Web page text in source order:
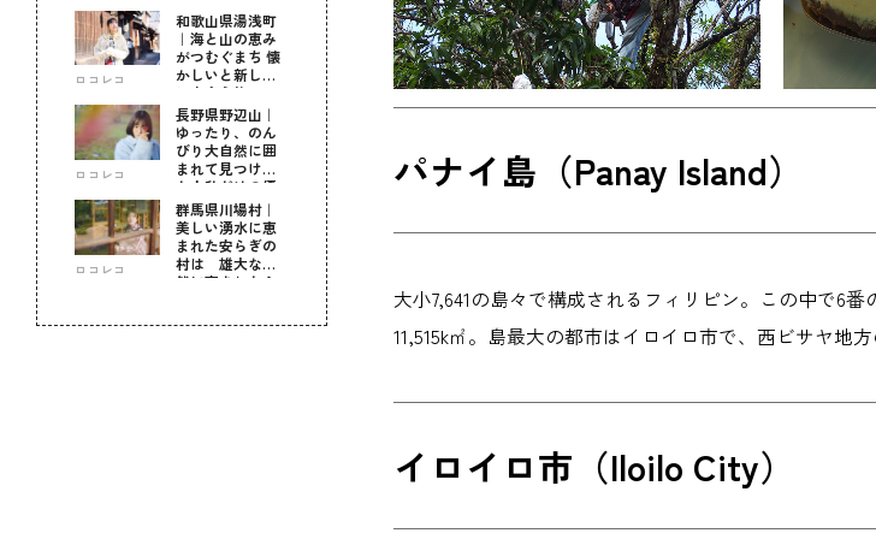
ロコレコ
和歌山県湯浅町
｜海と山の恵み
がつむぐまち 懐
かしいと新しい
に出会う旅
ロコレコ
長野県野辺山｜
ゆったり、のん
びり大自然に囲
まれて見つけ
た！私だけの優
しい自分時間
ロコレコ
群馬県川場村｜
美しい湧水に恵
まれた安らぎの
村は 雄大な自
然に育まれた心
パナイ島（Panay Island）
大小7,641の島々で構成されるフィリピン。この中で6
11,515k㎡。島最大の都市はイロイロ市で、西ビサヤ地
イロイロ市（Iloilo City）